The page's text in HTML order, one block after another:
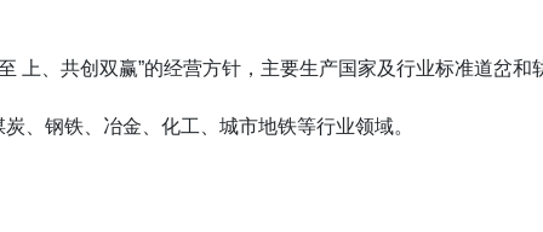
上、共创双赢”的经营方针，主要生产国家及行业标准道岔
、钢铁、冶金、化工、城市地铁等行业领域。